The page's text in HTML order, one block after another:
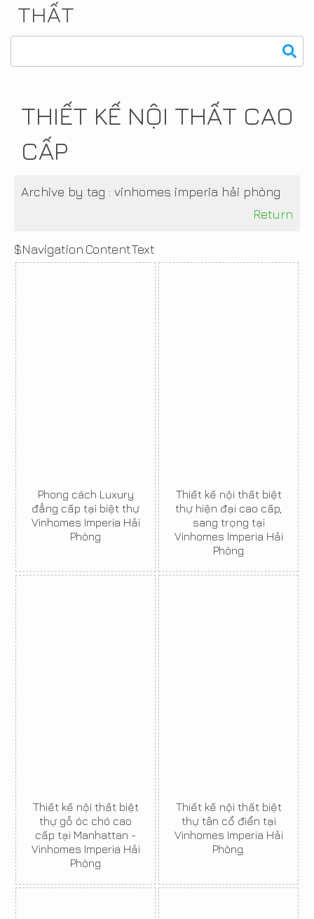
THẤT
THIẾT KẾ NỘI THẤT CAO
CẤP
Archive by tag : vinhomes imperia hải phòng
Return
$Navigation.ContentText
Phong cách Luxury
đẳng cấp tại biệt thự
Vinhomes Imperia Hải
Phòng
Thiết kế nội thất biệt
thự hiện đại cao cấp,
sang trọng tại
Vinhomes Imperia Hải
Phòng
Thiết kế nội thất biệt
thự gỗ óc chó cao
cấp tại Manhattan -
Vinhomes Imperia Hải
Phòng
Thiết kế nội thất biệt
thự tân cổ điển tại
Vinhomes Imperia Hải
Phòng.